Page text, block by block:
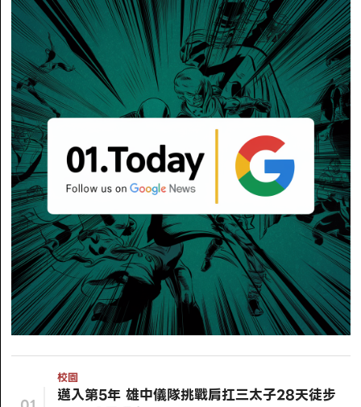
校園
邁入第5年 雄中儀隊挑戰肩扛三太子28天徒步